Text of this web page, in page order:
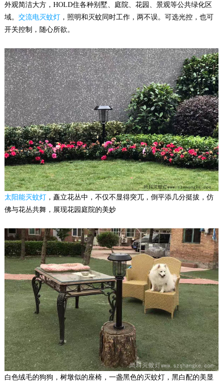
外观简洁大方，HOLD住各种别墅、庭院、花园、景观等公共绿化区
域。 交流电灭蚊灯，照明和灭蚊同时工作，两不误。可选光控，也可
开关控制，随心所欲。
太阳能灭蚊灯，矗立花丛中，不仅不显得突兀，倒平添几分挺拔，仿
佛与花丛共舞，展现花园庭院的美妙
白色绒毛的狗狗，树墩似的座椅，一盏黑色的灭蚊灯，黑白配的美显